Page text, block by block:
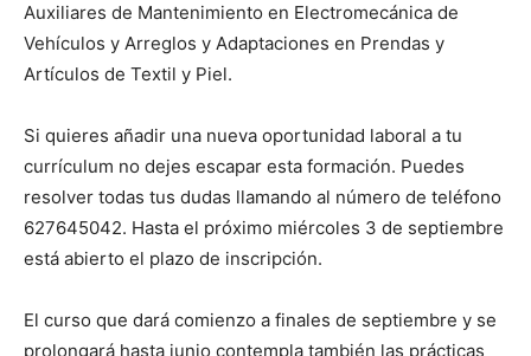
Auxiliares de Mantenimiento en Electromecánica de
Vehículos y Arreglos y Adaptaciones en Prendas y
Artículos de Textil y Piel.
Si quieres añadir una nueva oportunidad laboral a tu
currículum no dejes escapar esta formación. Puedes
resolver todas tus dudas llamando al número de teléfono
627645042. Hasta el próximo miércoles 3 de septiembre
está abierto el plazo de inscripción.
El curso que dará comienzo a finales de septiembre y se
prolongará hasta junio contempla también las prácticas